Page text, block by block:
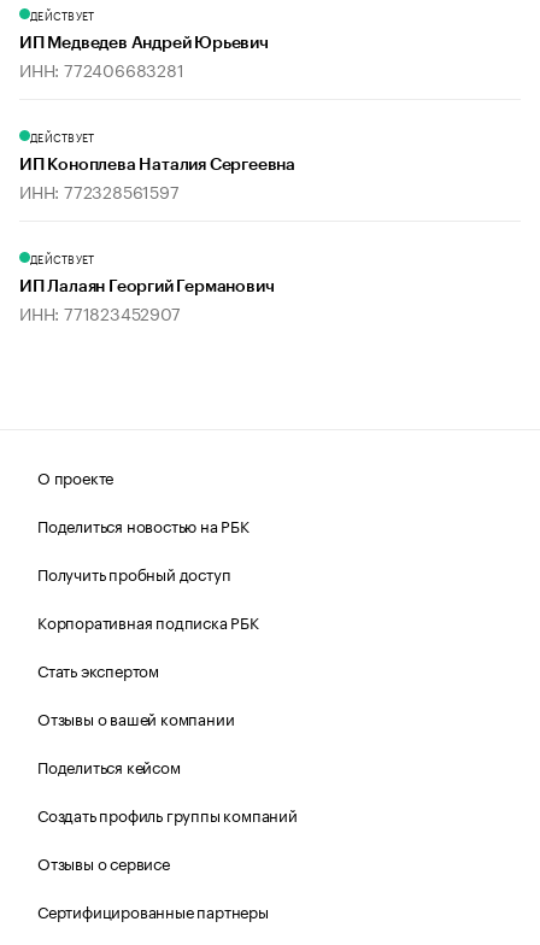
ДЕЙСТВУЕТ
ИП Медведев Андрей Юрьевич
ИНН: 772406683281
ДЕЙСТВУЕТ
ИП Коноплева Наталия Сергеевна
ИНН: 772328561597
ДЕЙСТВУЕТ
ИП Лалаян Георгий Германович
ИНН: 771823452907
О проекте
Поделиться новостью на РБК
Получить пробный доступ
Корпоративная подписка РБК
Стать экспертом
Отзывы о вашей компании
Поделиться кейсом
Создать профиль группы компаний
Отзывы о сервисе
Сертифицированные партнеры